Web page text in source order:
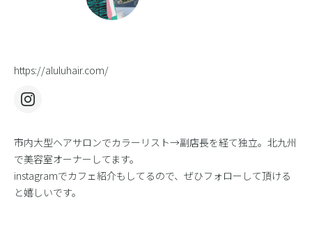
https://aluluhair.com/
市内大型ヘアサロンでカラーリスト→副店長を経て独立。北九州
で美容室オーナーしてます。
instagramでカフェ紹介もしてるので、ぜひフォローして頂ける
と嬉しいです。